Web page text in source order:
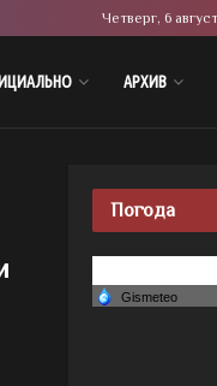
Четверг, 6
АРХИВ
Погода